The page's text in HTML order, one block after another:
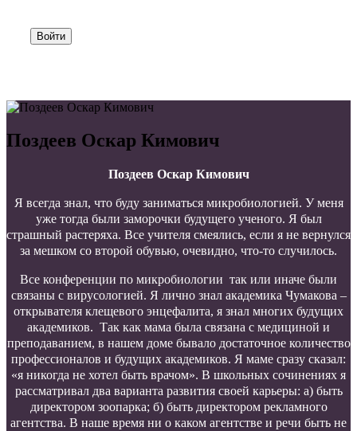
Войти
Поздеев Оскар Кимович
Поздеев Оскар Кимович
Я всегда знал, что буду заниматься микробиологией. У меня
уже тогда были заморочки будущего ученого. Я был
страшный растеряха. Все учителя смеялись, если я не вернулся
за мешком со второй обувью, очевидно, что-то случилось.
Все конференции по микробиологии так или иначе были
связаны с вирусологией. Я лично знал академика Чумакова –
открывателя клещевого энцефалита, я знал многих будущих
академиков. Так как мама была связана с медициной и
преподаванием, в нашем доме бывало достаточное количество
профессионалов и будущих академиков. Я маме сразу сказал:
«я никогда не хотел быть врачом». В школьных сочинениях я
рассматривал два варианта развития своей карьеры: а) быть
директором зоопарка; б) быть директором рекламного
агентства. В наше время ни о каком агентстве и речи быть не